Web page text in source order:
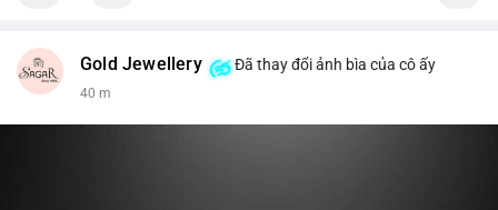
Gold Jewellery Đã thay đổi ảnh bìa của cô ấy
40 m